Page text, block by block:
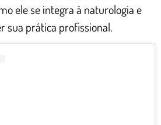
ele se integra à naturologia e
sua prática profissional.